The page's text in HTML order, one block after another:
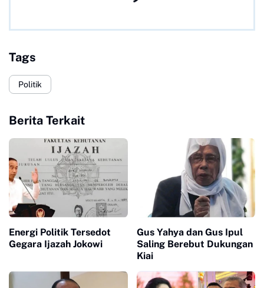
Tags
Politik
Berita Terkait
Energi Politik Tersedot
Gegara Ijazah Jokowi
Gus Yahya dan Gus Ipul
Saling Berebut Dukungan
Kiai